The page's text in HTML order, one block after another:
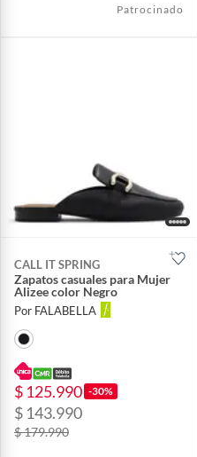
Patrocinado
CALL IT SPRING
Zapatos casuales para Mujer
Alizee color Negro
Por FALABELLA
$ 125.990 -30%
$ 143.990
$ 179.990